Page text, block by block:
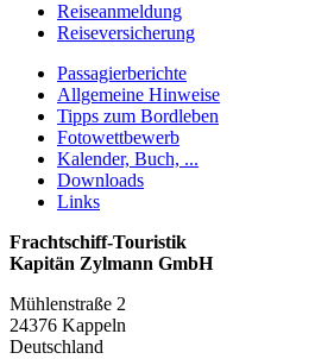
Reiseanmeldung
Reiseversicherung
Passagierberichte
Allgemeine Hinweise
Tipps zum Bordleben
Fotowettbewerb
Kalender, Buch, ...
Downloads
Links
Frachtschiff-Touristik
Kapitän Zylmann GmbH
Mühlenstraße 2
24376 Kappeln
Deutschland